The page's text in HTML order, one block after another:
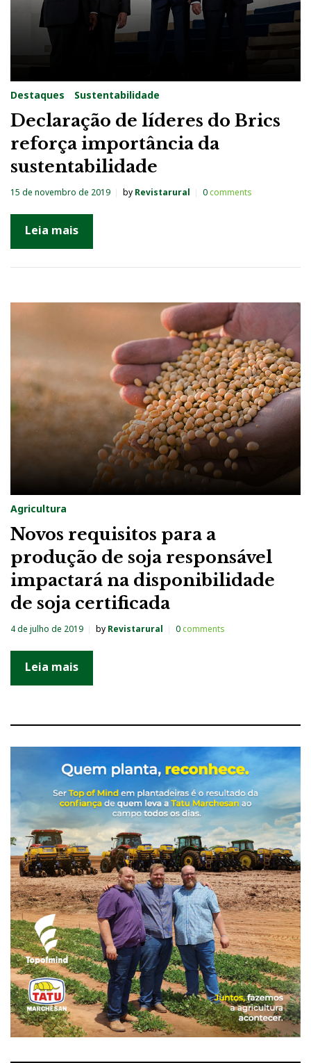
Destaques Sustentabilidade
Declaração de líderes do Brics
reforça importância da
sustentabilidade
15 de novembro de 2019 by Revistarural 0comments
Leia mais
Agricultura
Novos requisitos para a
produção de soja responsável
impactará na disponibilidade
de soja certificada
4 de julho de 2019 by Revistarural 0comments
Leia mais